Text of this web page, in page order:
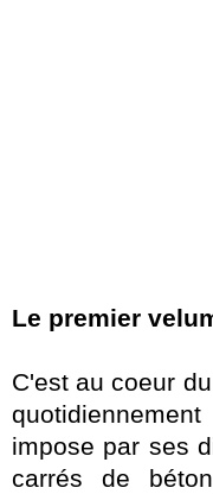
Le premier
C'est au coeur
impose par ses
carrés de